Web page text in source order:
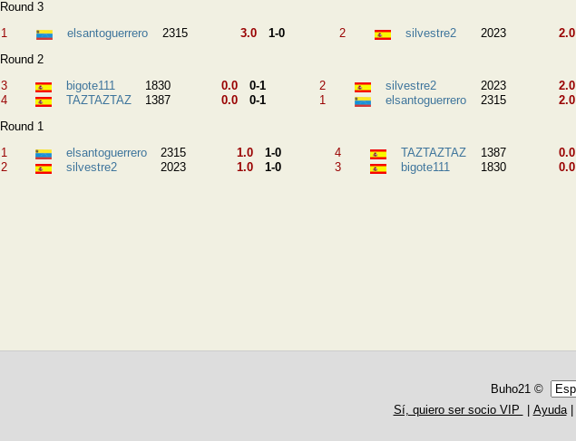
Round 3
1
elsantoguerrero 2315 3.0 1-0 2 silvestre2 2023
2.0
Round 2
3
bigote111 1830 0.0 0-1 2 silvestre2 2023
2.0
4
TAZTAZTAZ 1387 0.0 0-1 1 elsantoguerrero 2315
2.0
Round 1
1
elsantoguerrero 2315 1.0 1-0 4 TAZTAZTAZ 1387
0.0
2
silvestre2 2023 1.0 1-0 3 bigote111 1830 0.0
Buho21 ©
Sí, quiero ser socio VIP
Ayuda|